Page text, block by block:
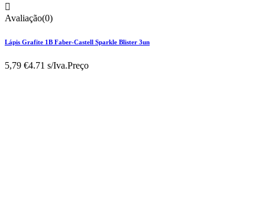

Avaliação(0)
Lápis Grafite 1B Faber-Castell Sparkle Blister 3un
5,79 €4.71 s/Iva.Preço